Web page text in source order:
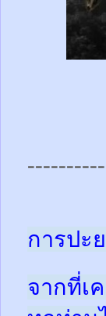
การปะ
จากที่เ